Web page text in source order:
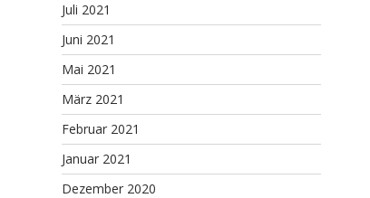
Juli 2021
Juni 2021
Mai 2021
März 2021
Februar 2021
Januar 2021
Dezember 2020